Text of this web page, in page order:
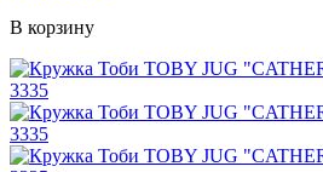
В корзину